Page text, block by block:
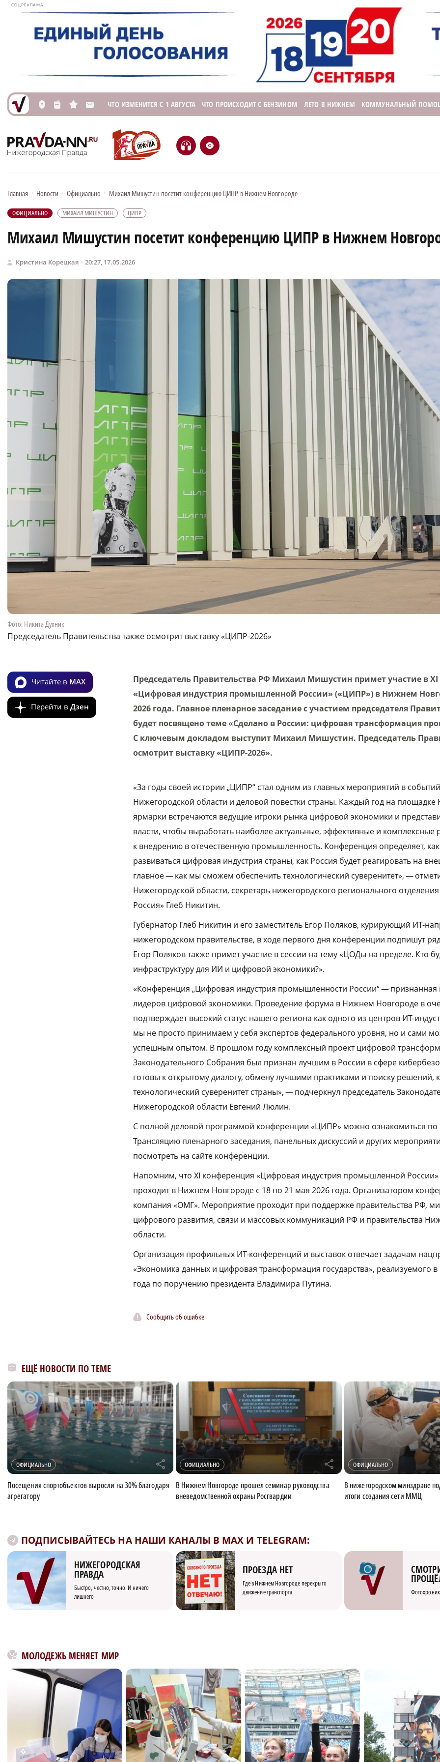
СОЦРЕКЛАМА
L n s M ЧТО ИЗМЕНИТСЯ С 1 АВГУСТА ЧТО ПРОИСХОДИТ С БЕНЗИНОМ ЛЕТО В НИЖНЕМ КОММУНАЛЬНЫЙ
H e
Главная • Новости • Официально • Михаил Мишустин посетит конференцию ЦИПР в Нижнем Новгороде
ОФИЦИАЛЬНО МИХАИЛ МИШУСТИН ЦИПР
Михаил Мишустин посетит конференцию ЦИПР в Нижнем
Кристина Корецкая 20:27, 17.05.2026
Фото: Никита Духник
Председатель Правительства также осмотрит выставку «ЦИПР-2026»
Читайте в MAX
Перейти в Дзен
Председатель Правительства РФ Михаил Мишустин примет участие в
«Цифровая индустрия промышленной России» («ЦИПР») в Нижнем
2026 года. Главное пленарное заседание с участием председателя
будет посвящено теме «Сделано в России: цифровая трансформация
С ключевым докладом выступит Михаил Мишустин. Председатель
осмотрит выставку «ЦИПР-2026».
«За годы своей истории „ЦИПР“ стал одним из главных мероприятий в
Нижегородской области и деловой повестки страны. Каждый год на площадке
ярмарки встречаются ведущие игроки рынка цифровой экономики и
власти, чтобы выработать наиболее актуальные, эффективные и комплексные
к внедрению в отечественную промышленность. Конференция определяет, как
развиваться цифровая индустрия страны, как Россия будет реагировать на
главное — как мы сможем обеспечить технологический суверенитет», —
Нижегородской области, секретарь нижегородского регионального
Россия» Глеб Никитин.
Губернатор Глеб Никитин и его заместитель Егор Поляков, курирующий ИТ-
нижегородском правительстве, в ходе первого дня конференции подпишут
Егор Поляков также примет участие в сессии на тему «ЦОДы на пределе. Кто
инфраструктуру для ИИ и цифровой экономики?».
«Конференция „Цифровая индустрия промышленности России“ — признанная
лидеров цифровой экономики. Проведение форума в Нижнем Новгороде в
подтверждает высокий статус нашего региона как одного из центров ИТ-
мы не просто принимаем у себя экспертов федерального уровня, но и сами
успешным опытом. В прошлом году комплексный проект цифровой
Законодательного Собрания был признан лучшим в России в сфере
готовы к открытому диалогу, обмену лучшими практиками и поиску решений,
технологический суверенитет страны», — подчеркнул председатель
Нижегородской области Евгений Люлин.
С полной деловой программой конференции «ЦИПР» можно ознакомиться по
Трансляцию пленарного заседания, панельных дискуссий и других
посмотреть на сайте конференции.
Напомним, что XI конференция «Цифровая индустрия промышленной
проходит в Нижнем Новгороде с 18 по 21 мая 2026 года. Организатором
компания «ОМГ». Мероприятие проходит при поддержке правительства РФ,
цифрового развития, связи и массовых коммуникаций РФ и правительства
области.
Организация профильных ИТ-конференций и выставок отвечает задачам
«Экономика данных и цифровая трансформация государства», реализуемого в
года по поручению президента Владимира Путина.
Сообщить об ошибке
ЕЩЁ НОВОСТИ ПО ТЕМЕ
ОФИЦИАЛЬНО r
Посещения спортобъектов выросли на 30% благодаря
агрегатору
ОФИЦИАЛЬНО r
В Нижнем Новгороде прошел семинар руководства
вневедомственной охраны Росгвардии
ОФИЦИАЛЬНО
В нижегородском минздраве
итоги создания сети ММЦ
ПОДПИСЫВАЙТЕСЬ НА НАШИ КАНАЛЫ В MAX И TELEGRAM:
НИЖЕГОРОДСКАЯ
ПРАВДА
Быстро, честно, точно. И ничего
лишнего
ПРОЕЗДА НЕТ
Где в Нижнем Новгороде перекрыто
движение транспорта
МОЛОДЕЖЬ МЕНЯЕТ МИР